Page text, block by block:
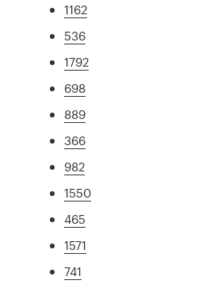
1162
536
1792
698
889
366
982
1550
465
1571
741